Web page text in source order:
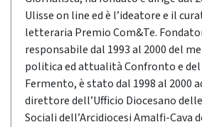
Ulisse on line ed è l’ideatore e il
letteraria Premio Com&Te.
responsabile dal 1993 al 2000 del
politica ed attualità Confronto e del
Fermento, è stato dal 1998 al 2000
direttore dell’Ufficio Diocesano
Sociali dell’Arcidiocesi Amalfi-Cava